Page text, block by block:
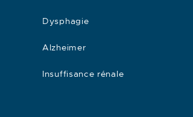
Dysphagie
Alzheimer
Insuffisance rénale